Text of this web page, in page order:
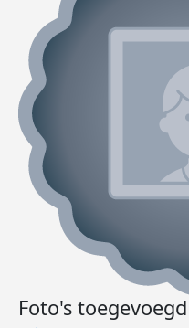
Foto's toegevoegd